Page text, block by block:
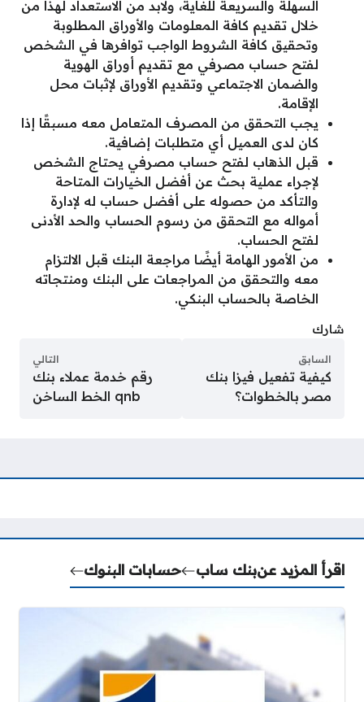
السهلة والسريعة للغاية، ولابد من الاستعداد لهذا من
خلال تقديم كافة المعلومات والأوراق المطلوبة
وتحقيق كافة الشروط الواجب توافرها في الشخص
لفتح حساب مصرفي مع تقديم أوراق الهوية
والضمان الاجتماعي وتقديم الأوراق لإثبات محل
الإقامة.
يجب التحقق من المصرف المتعامل معه مسبقًا إذا
كان لدى العميل أي متطلبات إضافية.
قبل الذهاب لفتح حساب مصرفي يحتاج الشخص
لإجراء عملية بحث عن أفضل الخيارات المتاحة
والتأكد من حصوله على أفضل حساب له لإدارة
أمواله مع التحقق من رسوم الحساب والحد الأدنى
لفتح الحساب.
من الأمور الهامة أيضًا مراجعة البنك قبل الالتزام
معه والتحقق من المراجعات على البنك ومنتجاته
الخاصة بالحساب البنكي.
شارك
السابق
كيفية تفعيل فيزا بنك
مصر بالخطوات؟
التالي
رقم خدمة عملاء بنك
qnb الخط الساخن
اقرأ المزيد عنبنك ساب حسابات البنوك